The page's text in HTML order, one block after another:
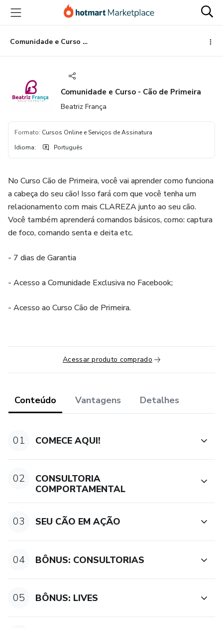
para
conteúdo
principal
para
pagamento
para
rodapé
Comunidade e Curso - Cão de Primeira
Comunidade e Curso - Cão de Primeira
Beatriz França
Formato: Cursos Online e Serviços de Assinatura
Idioma: Português
No Curso Cão de Primeira, você vai aprender como funciona
a cabeça do seu cão! Isso fará com que você tenha um
relacionamento com mais CLAREZA junto ao seu cão.
Você também aprenderá comandos básicos, como: captura
de foco, comando senta e deita etc.
- 7 dias de Garantia
- Acesso a Comunidade Exclusiva no Facebook;
- Acesso ao Curso Cão de Primeira.
Acessar produto comprado
Conteúdo Vantagens Detalhes
01 COMECE AQUI!
02
CONSULTORIA
COMPORTAMENTAL
03 SEU CÃO EM AÇÃO
04 BÔNUS: CONSULTORIAS
05 BÔNUS: LIVES